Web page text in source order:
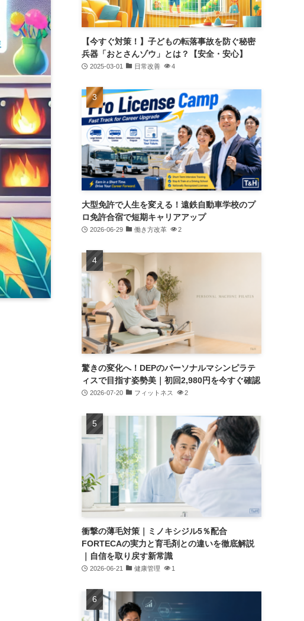
【今すぐ対策！】子どもの転落事故を防ぐ秘密
兵器「おとさんゾウ」とは？【安全・安心】
2025-03-01 日常改善 4
大型免許で人生を変える！遠鉄自動車学校のプ
ロ免許合宿で短期キャリアアップ
2026-06-29 働き方改革 2
驚きの変化へ！DEPのパーソナルマシンピラテ
ィスで目指す姿勢美｜初回2,980円を今すぐ確認
2026-07-20 フィットネス 2
衝撃の薄毛対策｜ミノキシジル5％配合
FORTECAの実力と育毛剤との違いを徹底解説
｜自信を取り戻す新常識
2026-06-21 健康管理 1